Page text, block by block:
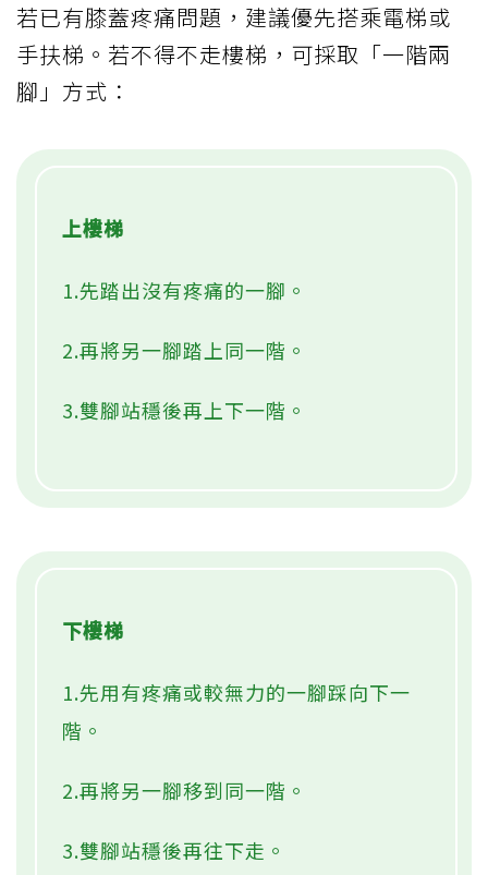
若已有膝蓋疼痛問題，建議優先搭乘電梯或
手扶梯。若不得不走樓梯，可採取「一階兩
腳」方式：
上樓梯
1.先踏出沒有疼痛的一腳。
2.再將另一腳踏上同一階。
3.雙腳站穩後再上下一階。
下樓梯
1.先用有疼痛或較無力的一腳踩向下一
階。
2.再將另一腳移到同一階。
3.雙腳站穩後再往下走。